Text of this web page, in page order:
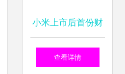
小米上市后首份财
报亮眼 二季度各业
查看详情